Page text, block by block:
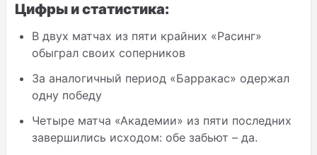
Цифры и статистика:
В двух матчах из пяти крайних «Расинг»
обыграл своих соперников
За аналогичный период «Барракас» одержал
одну победу
Четыре матча «Академии» из пяти последних
завершились исходом: обе забьют – да.